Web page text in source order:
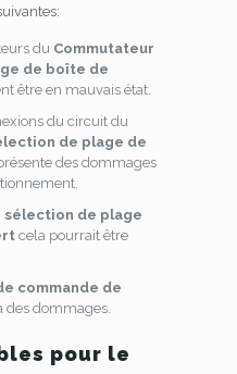
du Commutateur
de boîte de
être en mauvais état.
du circuit du
de plage de
des dommages
sélection de plage
cela pourrait être
commande de
des dommages.
pour le